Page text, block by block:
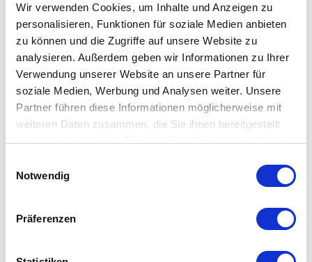
Wir verwenden Cookies, um Inhalte und Anzeigen zu
personalisieren, Funktionen für soziale Medien anbieten
zu können und die Zugriffe auf unsere Website zu
analysieren. Außerdem geben wir Informationen zu Ihrer
Verwendung unserer Website an unsere Partner für
soziale Medien, Werbung und Analysen weiter. Unsere
Partner führen diese Informationen möglicherweise mit
weiteren Daten zusammen, die Sie ihnen bereitgestellt
haben oder die sie im Rahmen Ihrer Nutzung der Dienste
Datenschutzerklärung
Notwendig
Präferenzen
Die skulpturale Form erinnert der Muuto Schönheit erinnert an
einen Regenbogen. Anmutig und elegant steht die Kink Vase
für sich allein oder mit Pflanzen geschmückt auf Ihrem Regal,
Kommode oder Tisch. Dabei strahlt sie zu jederzeit moderne
Verspieltheit aus. DieMuuto Kink Vase komplimentiert auf
charmante Art Ihre Einrichtung.
Besonderheit
außen unglasiert und innen glasiert